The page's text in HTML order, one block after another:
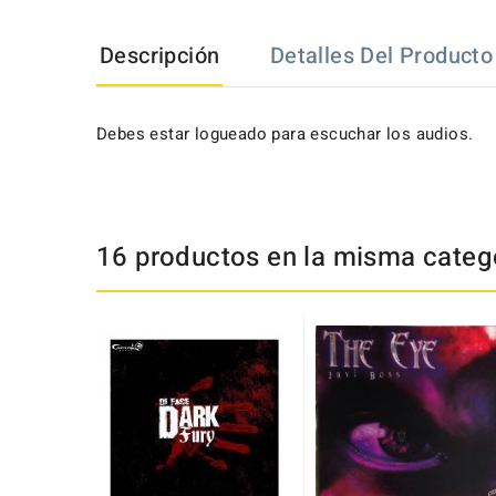
Descripción Detalles Del Producto
Debes estar logueado para escuchar los audios.
16 productos en la misma